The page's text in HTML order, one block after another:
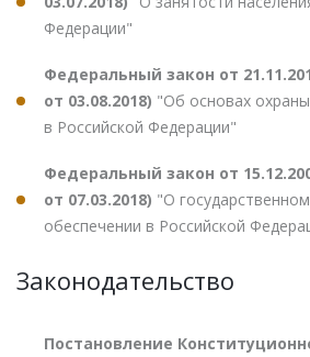
Федерации"
Федеральный закон от
от 03.08.2018) "Об основах
в Российской Федерации"
Федеральный закон от
от 07.03.2018) "О
обеспечении в Российской
Законодательство
Постановление